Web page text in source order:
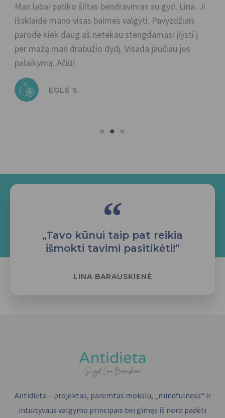
Man labai patiko šiltas bendravimas su gyd. Lina. Ji
išsklaidė mano visas baimes valgyti. Pavyzdžiais
parodė kiek daug aš netekau stengdamasi įlysti į
per mažą man drabužio dydį. Visada jaučiau jos
palaikymą. Ačiū!
EGLĖ S.
“
„Tavo kūnui taip pat reikia
išmokti tavimi pasitikėti!“
LINA BARAUSKIENĖ
Antidieta – projektas, paremtas mokslu, „mindfulness“ ir
intuityvaus valgymo principais bei gimęs iš noro padėti